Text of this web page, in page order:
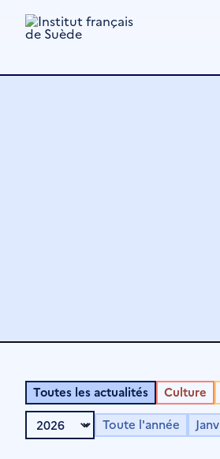
Toutes les actualités Culture
Toute l'année